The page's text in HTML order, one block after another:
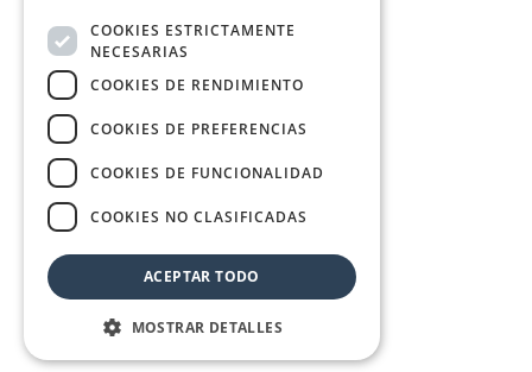
COOKIES ESTRICTAMENTE
NECESARIAS
COOKIES DE RENDIMIENTO
COOKIES DE PREFERENCIAS
COOKIES DE FUNCIONALIDAD
COOKIES NO CLASIFICADAS
ACEPTAR TODO
MOSTRAR DETALLES